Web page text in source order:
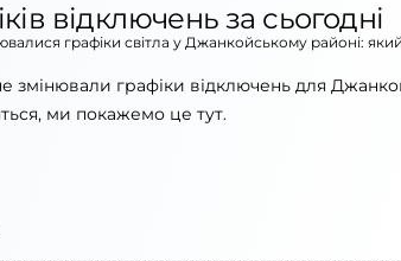
відключень за сьогодні
графіки світла у Джанкойському районі:
змінювали графіки відключень для
ми покажемо це тут.